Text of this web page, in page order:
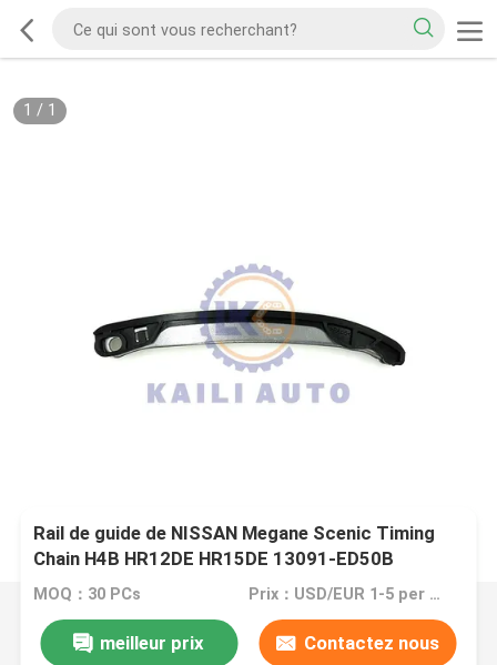
1 / 1
Rail de guide de NISSAN Megane Scenic Timing
Chain H4B HR12DE HR15DE 13091-ED50B
MOQ：30 PCs Prix：USD/EUR 1-5 per pcs
meilleur prix Contactez nous